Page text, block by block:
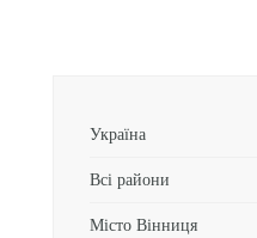
Україна
Всі райони
Місто Вінниця